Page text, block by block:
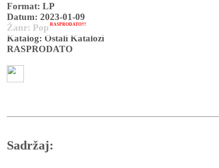
RASPRODATO!!!
Format: LP
Datum: 2023-01-09
Žanr: Pop
Katalog: Ostali Katalozi
RASPRODATO
Sadržaj: